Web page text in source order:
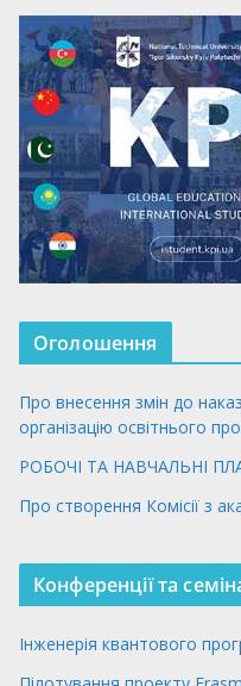
Оголошення
Про внесення змін до
організацію освітнього
РОБОЧІ ТА НАВЧАЛЬНІ
Про створення Комісії з
Конференції та
Інженерія квантового